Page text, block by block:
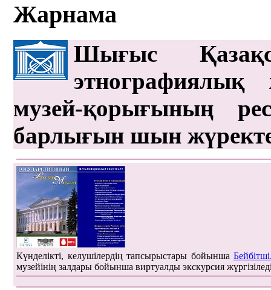
Жарнама
Шығыс
этнографиялық
музей-қорығының
барлығын шын
Күнделікті, келушілердің тапсырыстары бойынша
музейінің залдары бойынша виртуалды экскурсия